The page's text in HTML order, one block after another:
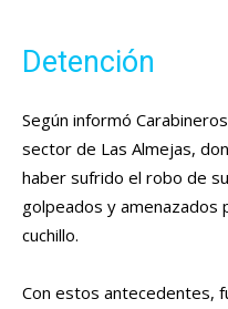
Detención
Según informó
sector de Las Almejas,
haber sufrido el robo de
golpeados y amenazados
cuchillo.
Con estos antecedentes,